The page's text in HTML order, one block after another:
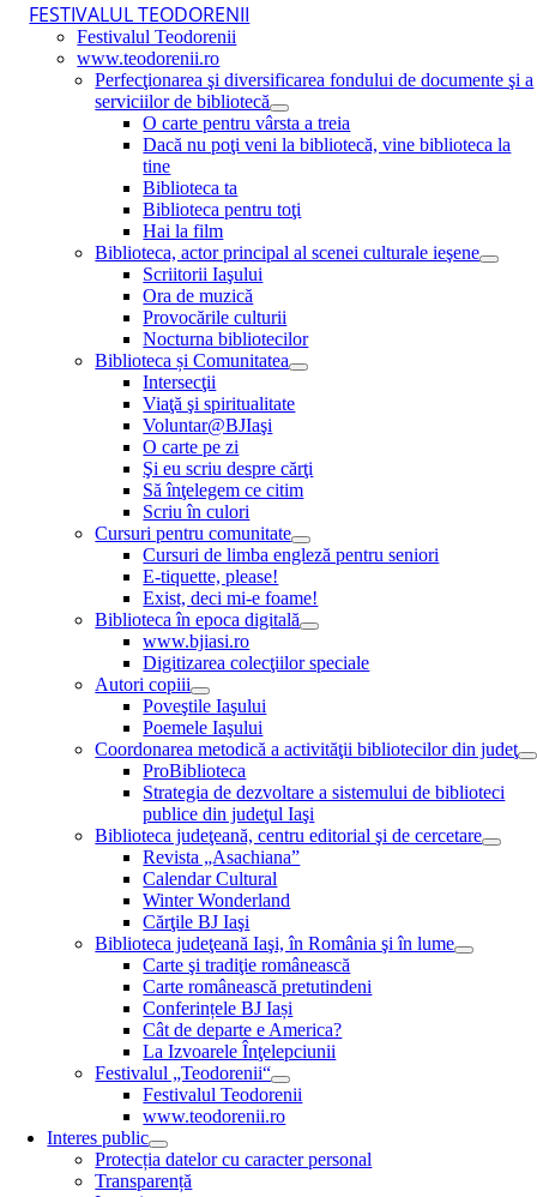
FESTIVALUL TEODORENII
Festivalul Teodorenii
www.teodorenii.ro
Perfecţionarea şi diversificarea fondului de documente şi a
serviciilor de bibliotecă
O carte pentru vârsta a treia
Dacă nu poţi veni la bibliotecă, vine biblioteca la
tine
Biblioteca ta
Biblioteca pentru toţi
Hai la film
Biblioteca, actor principal al scenei culturale ieşene
Scriitorii Iaşului
Ora de muzică
Provocările culturii
Nocturna bibliotecilor
Biblioteca și Comunitatea
Intersecţii
Viaţă şi spiritualitate
Voluntar@BJIaşi
O carte pe zi
Şi eu scriu despre cărţi
Să înţelegem ce citim
Scriu în culori
Cursuri pentru comunitate
Cursuri de limba engleză pentru seniori
E-tiquette, please!
Exist, deci mi-e foame!
Biblioteca în epoca digitală
www.bjiasi.ro
Digitizarea colecţiilor speciale
Autori copiii
Poveştile Iaşului
Poemele Iaşului
Coordonarea metodică a activităţii bibliotecilor din judeţ
ProBiblioteca
Strategia de dezvoltare a sistemului de biblioteci
publice din judeţul Iaşi
Biblioteca judeţeană, centru editorial şi de cercetare
Revista „Asachiana”
Calendar Cultural
Winter Wonderland
Cărţile BJ Iaşi
Biblioteca judeţeană Iaşi, în România şi în lume
Carte şi tradiţie românească
Carte românească pretutindeni
Conferințele BJ Iași
Cât de departe e America?
La Izvoarele Înţelepciunii
Festivalul „Teodorenii“
Festivalul Teodorenii
www.teodorenii.ro
Interes public
Protecția datelor cu caracter personal
Transparență